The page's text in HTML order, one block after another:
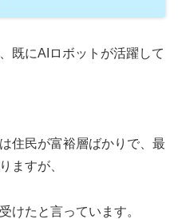
既にAIロボットが活躍して
住民が富裕層ばかりで、最
ますが、
けたと言っています。